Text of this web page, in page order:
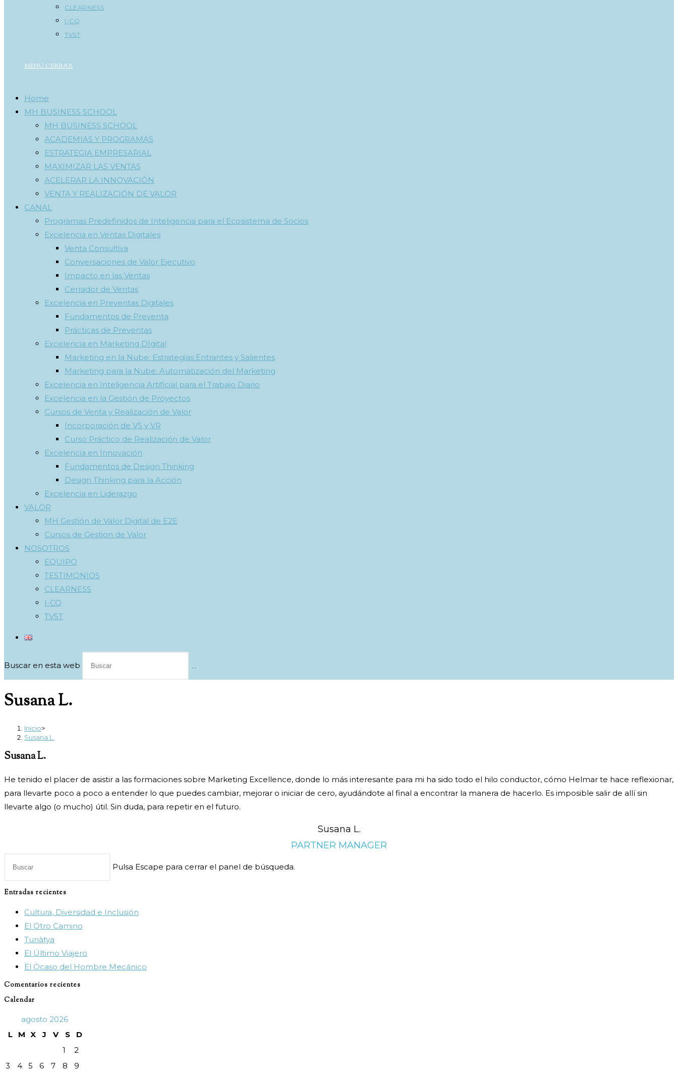
CLEARNESS
I-CQ
TVST
MENÚ CERRAR
Home
MH BUSINESS SCHOOL
MH BUSINESS SCHOOL
ACADEMIAS Y PROGRAMAS
ESTRATEGIA EMPRESARIAL
MAXIMIZAR LAS VENTAS
ACELERAR LA INNOVACIÓN
VENTA Y REALIZACIÓN DE VALOR
CANAL
Programas Predefinidos de Inteligencia para el Ecosistema de Socios
Excelencia en Ventas Digitales
Venta Consultiva
Conversaciones de Valor Ejecutivo
Impacto en las Ventas
Cerrador de Ventas
Excelencia en Preventas Digitales
Fundamentos de Preventa
Prácticas de Preventas
Excelencia en Marketing DIgital
Marketing en la Nube: Estrategias Entrantes y Salientes
Marketing para la Nube: Automatización del Marketing
Excelencia en Inteligencia Artificial para el Trabajo Diario
Excelencia en la Gestión de Proyectos
Cursos de Venta y Realización de Valor
Incorporación de VS y VR
Curso Práctico de Realización de Valor
Excelencia en Innovación
Fundamentos de Design Thinking
Design Thinking para la Acción
Excelencia en Liderazgo
VALOR
MH Gestión de Valor Digital de E2E
Cursos de Gestion de Valor
NOSOTROS
EQUIPO
TESTIMONIOS
CLEARNESS
I-CQ
TVST
Buscar en esta web
Susana L.
Inicio>
Susana L.
Susana L.
He tenido el placer de asistir a las formaciones sobre Marketing Excellence, donde lo más interesante para mi ha sido todo el hilo conductor, cómo Helmar te hace reflexionar,
para llevarte poco a poco a entender lo que puedes cambiar, mejorar o iniciar de cero, ayudándote al final a encontrar la manera de hacerlo. Es imposible salir de allí sin
llevarte algo (o mucho) útil. Sin duda, para repetir en el futuro.
Susana L.
PARTNER MANAGER
Pulsa Escape para cerrar el panel de búsqueda.
Entradas recientes
Cultura, Diversidad e Inclusión
El Otro Camino
Tunàtya
El Último Viajero
El Ocaso del Hombre Mecánico
Comentarios recientes
Calendar
agosto 2026
L
M X J V S
D
1
2
3
4 5 6 7 8 9